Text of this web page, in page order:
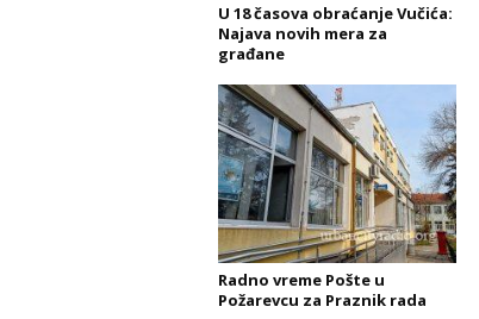
U 18 časova obraćanje Vučića:
Najava novih mera za
građane
Radno vreme Pošte u
Požarevcu za Praznik rada